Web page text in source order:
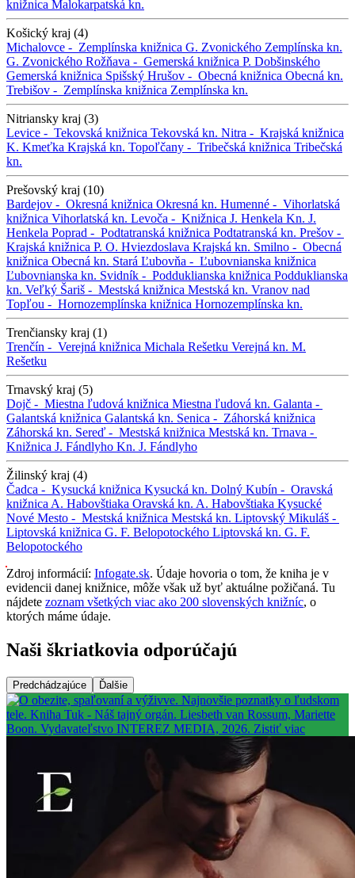
knižnica Malokarpatská kn.
Košický kraj (4)
Michalovce - Zemplínska knižnica G. Zvonického Zemplínska kn.
G. Zvonického Rožňava - Gemerská knižnica P. Dobšinského
Gemerská knižnica Spišský Hrušov - Obecná knižnica Obecná kn.
Trebišov - Zemplínska knižnica Zemplínska kn.
Nitriansky kraj (3)
Levice - Tekovská knižnica Tekovská kn. Nitra - Krajská knižnica
K. Kmeťka Krajská kn. Topoľčany - Tribečská knižnica Tribečská
kn.
Prešovský kraj (10)
Bardejov - Okresná knižnica Okresná kn. Humenné - Vihorlatská
knižnica Vihorlatská kn. Levoča - Knižnica J. Henkela Kn. J.
Henkela Poprad - Podtatranská knižnica Podtatranská kn. Prešov -
Krajská knižnica P. O. Hviezdoslava Krajská kn. Smilno - Obecná
knižnica Obecná kn. Stará Ľubovňa - Ľubovnianska knižnica
Ľubovnianska kn. Svidník - Podduklianska knižnica Podduklianska
kn. Veľký Šariš - Mestská knižnica Mestská kn. Vranov nad
Topľou - Hornozemplínska knižnica Hornozemplínska kn.
Trenčiansky kraj (1)
Trenčín - Verejná knižnica Michala Rešetku Verejná kn. M.
Rešetku
Trnavský kraj (5)
Dojč - Miestna ľudová knižnica Miestna ľudová kn. Galanta -
Galantská knižnica Galantská kn. Senica - Záhorská knižnica
Záhorská kn. Sereď - Mestská knižnica Mestská kn. Trnava -
Knižnica J. Fándlyho Kn. J. Fándlyho
Žilinský kraj (4)
Čadca - Kysucká knižnica Kysucká kn. Dolný Kubín - Oravská
knižnica A. Habovštiaka Oravská kn. A. Habovštiaka Kysucké
Nové Mesto - Mestská knižnica Mestská kn. Liptovský Mikuláš -
Liptovská knižnica G. F. Belopotockého Liptovská kn. G. F.
Belopotockého
Zdroj informácií: Infogate.sk. Údaje hovoria o tom, že kniha je v
evidencii danej knižnice, môže však už byť aktuálne požičaná. Tu
nájdete zoznam všetkých viac ako 200 slovenských knižníc, o
ktorých máme údaje.
Naši škriatkovia odporúčajú
Predchádzajúce Ďalšie